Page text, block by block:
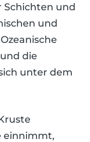
Schichten und
und
die
unter dem
einnimmt,